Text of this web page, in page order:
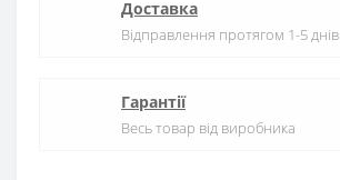
Доставка
Відправлення протягом 1-5 днів
Гарантії
Весь товар від виробника